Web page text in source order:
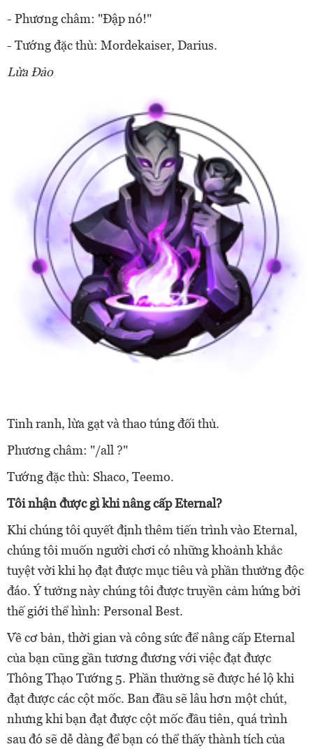
- Phương châm: "Đập nó!"
- Tướng đặc thù: Mordekaiser, Darius.
Lừa Đảo
Tinh ranh, lừa gạt và thao túng đối thủ.
Phương châm: "/all ?"
Tướng đặc thù: Shaco, Teemo.
Tôi nhận được gì khi nâng cấp Eternal?
Khi chúng tôi quyết định thêm tiến trình vào Eternal,
chúng tôi muốn người chơi có những khoảnh khắc
tuyệt vời khi họ đạt được mục tiêu và phần thưởng độc
đáo. Ý tưởng này chúng tôi được truyền cảm hứng bởi
thế giới thể hình: Personal Best.
Về cơ bản, thời gian và công sức để nâng cấp Eternal
của bạn cũng gần tương đương với việc đạt được
Thông Thạo Tướng 5. Phần thưởng sẽ được hé lộ khi
đạt được các cột mốc. Ban đầu sẽ lâu hơn một chút,
nhưng khi bạn đạt được cột mốc đầu tiên, quá trình
sau đó sẽ dễ dàng để bạn có thể thấy thành tích của